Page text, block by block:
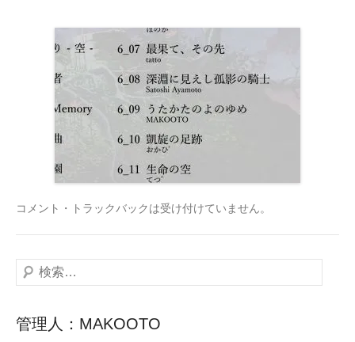
コメント・トラックバックは受け付けていません。
検
管理人：MAKOOTO